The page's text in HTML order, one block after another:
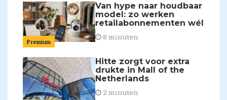
Premium
Van hype naar houdbaar
model: zo werken
retailabonnementen wél
8 minuten
Hitte zorgt voor extra
drukte in Mall of the
Netherlands
2 minuten